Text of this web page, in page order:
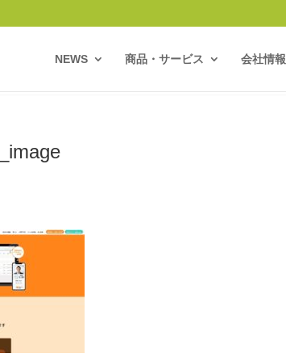
NEWS 商品・サービス 会社情報